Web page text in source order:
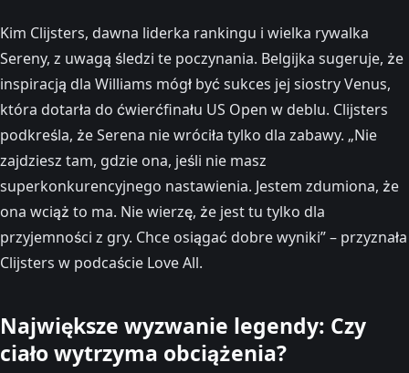
Kim Clijsters, dawna liderka rankingu i wielka rywalka
Sereny, z uwagą śledzi te poczynania. Belgijka sugeruje, że
inspiracją dla Williams mógł być sukces jej siostry Venus,
która dotarła do ćwierćfinału US Open w deblu. Clijsters
podkreśla, że Serena nie wróciła tylko dla zabawy. „Nie
zajdziesz tam, gdzie ona, jeśli nie masz
superkonkurencyjnego nastawienia. Jestem zdumiona, że
ona wciąż to ma. Nie wierzę, że jest tu tylko dla
przyjemności z gry. Chce osiągać dobre wyniki” – przyznała
Clijsters w podcaście Love All.
Największe wyzwanie legendy: Czy
ciało wytrzyma obciążenia?